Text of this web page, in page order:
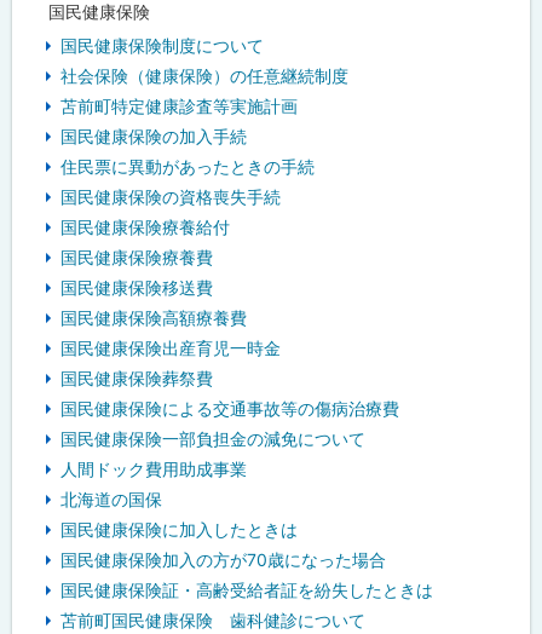
国民健康保険
国民健康保険制度について
社会保険（健康保険）の任意継続制度
苫前町特定健康診査等実施計画
国民健康保険の加入手続
住民票に異動があったときの手続
国民健康保険の資格喪失手続
国民健康保険療養給付
国民健康保険療養費
国民健康保険移送費
国民健康保険高額療養費
国民健康保険出産育児一時金
国民健康保険葬祭費
国民健康保険による交通事故等の傷病治療費
国民健康保険一部負担金の減免について
人間ドック費用助成事業
北海道の国保
国民健康保険に加入したときは
国民健康保険加入の方が70歳になった場合
国民健康保険証・高齢受給者証を紛失したときは
苫前町国民健康保険 歯科健診について